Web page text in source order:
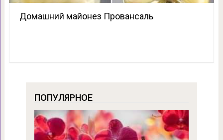
Домашний майонез Провансаль
ПОПУЛЯРНОЕ